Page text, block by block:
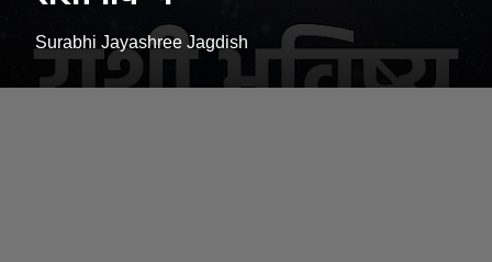
Surabhi Jayashree Jagdish